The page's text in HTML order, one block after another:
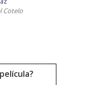
Cotelo